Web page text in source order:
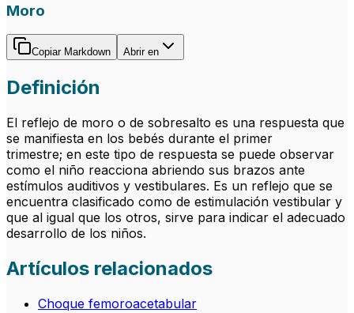
Moro
Copiar Markdown Abrir en
Definición
El reflejo de moro o de sobresalto es una respuesta que
se manifiesta en los bebés durante el primer
trimestre; en este tipo de respuesta se puede observar
como el niño reacciona abriendo sus brazos ante
estímulos auditivos y vestibulares. Es un reflejo que se
encuentra clasificado como de estimulación vestibular y
que al igual que los otros, sirve para indicar el adecuado
desarrollo de los niños.
Artículos relacionados
Choque femoroacetabular